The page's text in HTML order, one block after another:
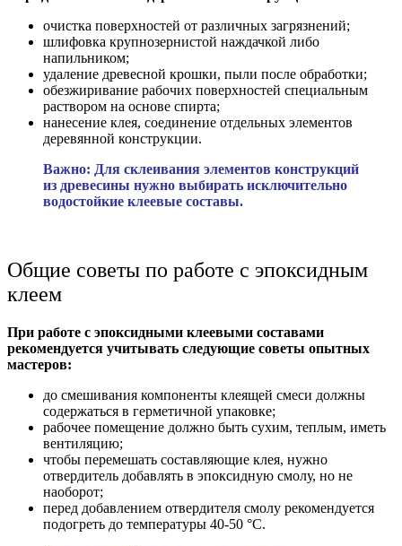
очистка поверхностей от различных загрязнений;
шлифовка крупнозернистой наждачкой либо
напильником;
удаление древесной крошки, пыли после обработки;
обезжиривание рабочих поверхностей специальным
раствором на основе спирта;
нанесение клея, соединение отдельных элементов
деревянной конструкции.
Важно: Для склеивания элементов конструкций
из древесины нужно выбирать исключительно
водостойкие клеевые составы.
Общие советы по работе с эпоксидным
клеем
При работе с эпоксидными клеевыми составами
рекомендуется учитывать следующие советы опытных
мастеров:
до смешивания компоненты клеящей смеси должны
содержаться в герметичной упаковке;
рабочее помещение должно быть сухим, теплым, иметь
вентиляцию;
чтобы перемешать составляющие клея, нужно
отвердитель добавлять в эпоксидную смолу, но не
наоборот;
перед добавлением отвердителя смолу рекомендуется
подогреть до температуры 40-50 °C.